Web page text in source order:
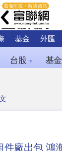
基金 外匯
台股 ▼ 基金
件廠出包 鴻